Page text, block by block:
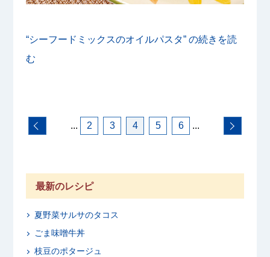
“シーフードミックスのオイルパスタ” の続きを読
む
... 2 3 4 5 6 ...
最新のレシピ
夏野菜サルサのタコス
ごま味噌牛丼
枝豆のポタージュ